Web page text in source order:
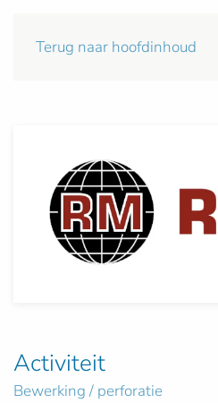
Terug naar hoofdinhoud
Activiteit
Bewerking / perforatie